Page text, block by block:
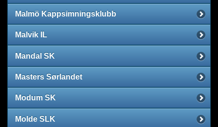
Malmö Kappsimningsklubb
Malvik IL
Mandal SK
Masters Sørlandet
Modum SK
Molde SLK